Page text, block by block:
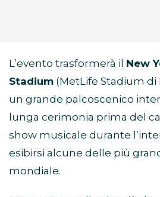
L’evento trasformerà il New
Stadium (MetLife Stadium di
un grande palcoscenico
lunga cerimonia prima del
show musicale durante
esibirsi alcune delle più
mondiale.